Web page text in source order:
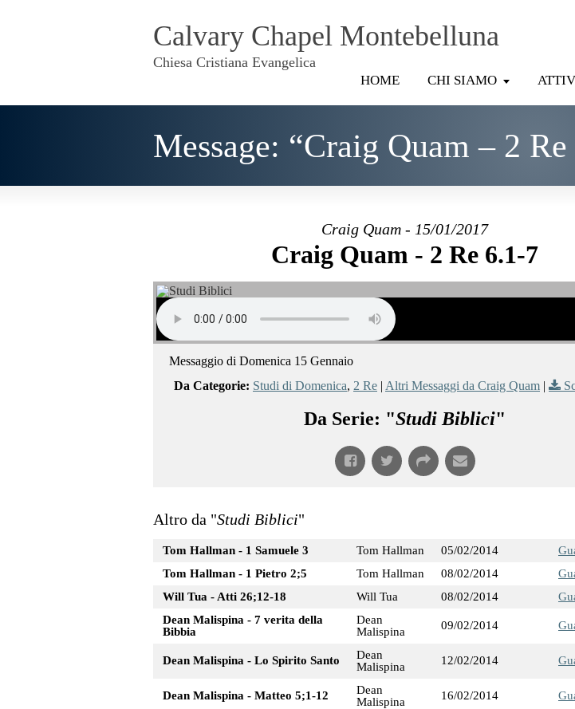
Calvary Chapel Montebelluna
Chiesa Cristiana Evangelica
HOME CHI SIAMO
Message: “Craig Quam – 2
Craig Quam - 15/01/2017
Craig Quam - 2 Re 6.1-7
Messaggio di Domenica 15 Gennaio
Da Categorie: Studi di Domenica, 2 Re | Altri Messaggi da Craig Quam |
Da Serie: "Studi Biblici"
Altro da "Studi Biblici"
Tom Hallman - 1 Samuele 3 Tom Hallman 05/02/2014
Tom Hallman - 1 Pietro 2;5
Tom Hallman 08/02/2014
Will Tua - Atti 26;12-18
Will Tua 08/02/2014
Dean Malispina - 7 verita della
Bibbia
Dean
Malispina
09/02/2014
Dean Malispina - Lo Spirito Santo
Dean
Malispina
12/02/2014
Dean Malispina - Matteo 5;1-12
Dean
Malispina
16/02/2014